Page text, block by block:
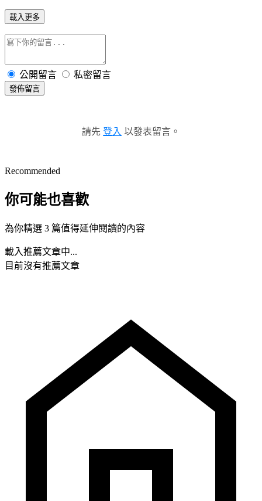
載入更多
公開留言 私密留言
發佈留言
請先 登入 以發表留言。
Recommended
你可能也喜歡
為你精選 3 篇值得延伸閱讀的內容
載入推薦文章中...
目前沒有推薦文章